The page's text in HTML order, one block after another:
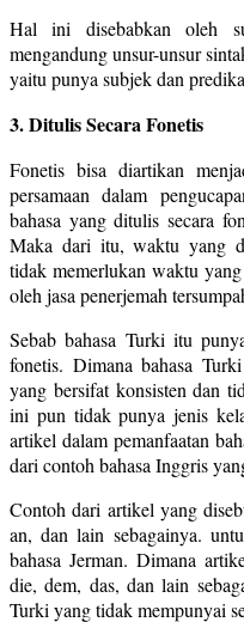
Hal ini disebabkan oleh
mengandung unsur-unsur
yaitu punya subjek dan
3. Ditulis Secara Fonetis
Fonetis bisa diartikan
persamaan dalam
bahasa yang ditulis secara
Maka dari itu, waktu yang
tidak memerlukan waktu
oleh jasa penerjemah
Sebab bahasa Turki itu
fonetis. Dimana bahasa
yang bersifat konsisten dan
ini pun tidak punya jenis
artikel dalam pemanfaatan
dari contoh bahasa Inggris
Contoh dari artikel yang
an, dan lain sebagainya.
bahasa Jerman. Dimana
die, dem, das, dan lain
Turki yang tidak mempunyai